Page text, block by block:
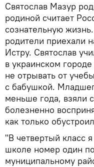
Святослав Мазур
родиной считает
сознательную
родители приехали
Истру. Святослав
в украинском
не отрывать от
с бабушкой.
меньше года, взяли
болезненно
как только
"В четвертый класс
школе номер один
муниципальному